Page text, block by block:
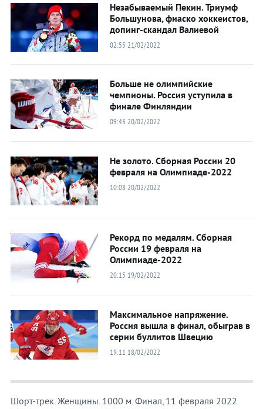
Незабываемый Пекин. Триумф
Большунова, фиаско хоккеистов,
допинг-скандал Валиевой
02:55 21/02/2022
Больше не олимпийские
чемпионы. Россия уступила в
финале Финляндии
09:43 20/02/2022
Не золото. Сборная России 20
февраля на Олимпиаде-2022
10:08 20/02/2022
Рекорд по медалям. Сборная
России 19 февраля на
Олимпиаде-2022
20:15 19/02/2022
Максимальное напряжение.
Россия вышла в финал, обыграв в
серии буллитов Швецию
19:11 18/02/2022
Шорт-трек. Женщины. 1000 м. Финал, 11 февраля 2022.